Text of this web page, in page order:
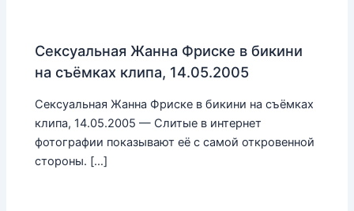
Сексуальная Жанна Фриске в бикини
на съёмках клипа, 14.05.2005
Сексуальная Жанна Фриске в бикини на съёмках
клипа, 14.05.2005 — Слитые в интернет
фотографии показывают её с самой откровенной
стороны. […]